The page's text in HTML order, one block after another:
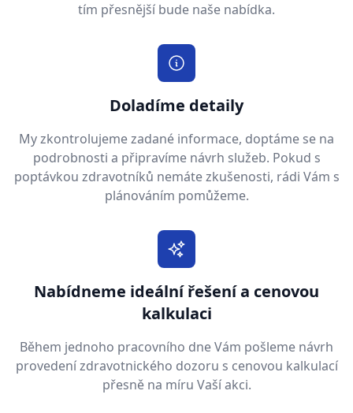
tím přesnější bude naše nabídka.
Doladíme detaily
My zkontrolujeme zadané informace, doptáme se na
podrobnosti a připravíme návrh služeb. Pokud s
poptávkou zdravotníků nemáte zkušenosti, rádi Vám s
plánováním pomůžeme.
Nabídneme ideální řešení a cenovou
kalkulaci
Během jednoho pracovního dne Vám pošleme návrh
provedení zdravotnického dozoru s cenovou kalkulací
přesně na míru Vaší akci.